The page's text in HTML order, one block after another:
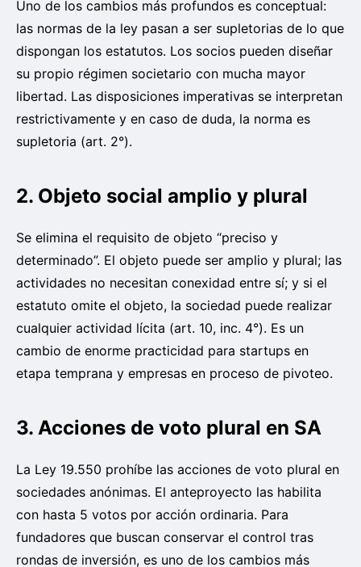
Uno de los cambios más profundos es conceptual:
las normas de la ley pasan a ser supletorias de lo que
dispongan los estatutos. Los socios pueden diseñar
su propio régimen societario con mucha mayor
libertad. Las disposiciones imperativas se interpretan
restrictivamente y en caso de duda, la norma es
supletoria (art. 2°).
2. Objeto social amplio y plural
Se elimina el requisito de objeto “preciso y
determinado”. El objeto puede ser amplio y plural; las
actividades no necesitan conexidad entre sí; y si el
estatuto omite el objeto, la sociedad puede realizar
cualquier actividad lícita (art. 10, inc. 4°). Es un
cambio de enorme practicidad para startups en
etapa temprana y empresas en proceso de pivoteo.
3. Acciones de voto plural en SA
La Ley 19.550 prohíbe las acciones de voto plural en
sociedades anónimas. El anteproyecto las habilita
con hasta 5 votos por acción ordinaria. Para
fundadores que buscan conservar el control tras
rondas de inversión, es uno de los cambios más